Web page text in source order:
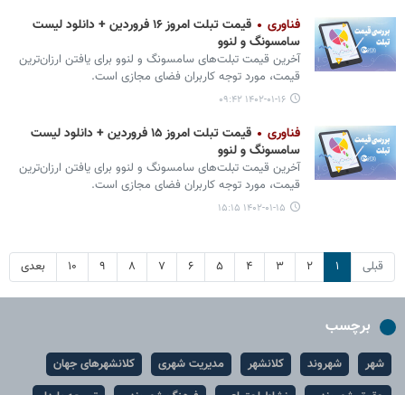
فناوری
قیمت تبلت امروز ۱۶ فروردین + دانلود لیست
سامسونگ و لنوو
آخرین قیمت تبلت‌های سامسونگ و لنوو برای یافتن ارزان‌ترین
قیمت، مورد توجه کاربران فضای مجازی است.
۱۴۰۲-۰۱-۱۶ ۰۹:۴۲
فناوری
قیمت تبلت امروز ۱۵ فروردین + دانلود لیست
سامسونگ و لنوو
آخرین قیمت تبلت‌های سامسونگ و لنوو برای یافتن ارزان‌ترین
قیمت، مورد توجه کاربران فضای مجازی است.
۱۴۰۲-۰۱-۱۵ ۱۵:۱۵
قبلی ۱ ۲ ۳ ۴ ۵ ۶ ۷ ۸ ۹ ۱۰ بعدی
برچسب
شهر شهروند کلانشهر مدیریت شهری
کلانشهرهای جهان